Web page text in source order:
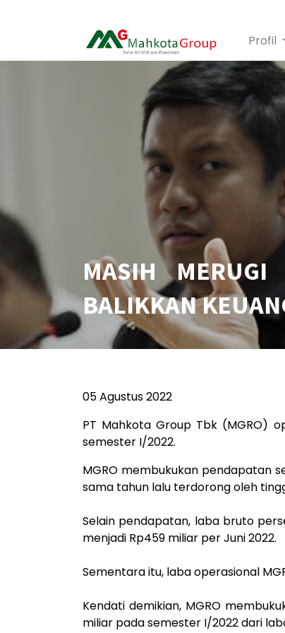
Profil
MASIH MERUGI
BALIKKAN
05 Agustus 2022
PT Mahkota Group Tbk (MGRO)
semester I/2022.
MGRO membukukan pendapatan
sama tahun lalu terdorong oleh
Selain pendapatan, laba bruto
menjadi Rp459 miliar per Juni 2022.
Sementara itu, laba operasional
Kendati demikian, MGRO
miliar pada semester I/2022 dari